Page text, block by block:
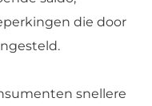
die door
snellere